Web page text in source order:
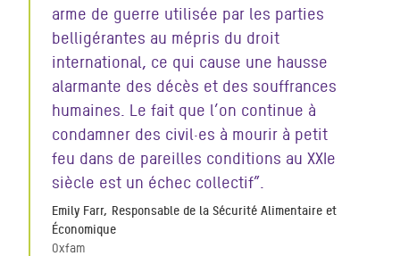
arme de guerre utilisée par les parties
belligérantes au mépris du droit
international, ce qui cause une hausse
alarmante des décès et des souffrances
humaines. Le fait que l’on continue à
condamner des civil·es à mourir à petit
feu dans de pareilles conditions au XXIe
siècle est un échec collectif”.
Emily Farr, Responsable de la Sécurité Alimentaire et
Économique
Oxfam